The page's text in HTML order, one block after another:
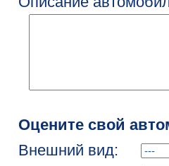
Оцените свой
Внешний вид: